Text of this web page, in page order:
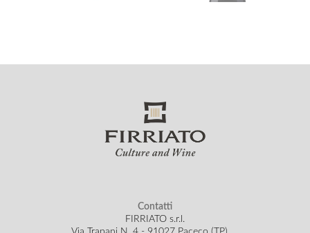
Contatti
FIRRIATO s.r.l.